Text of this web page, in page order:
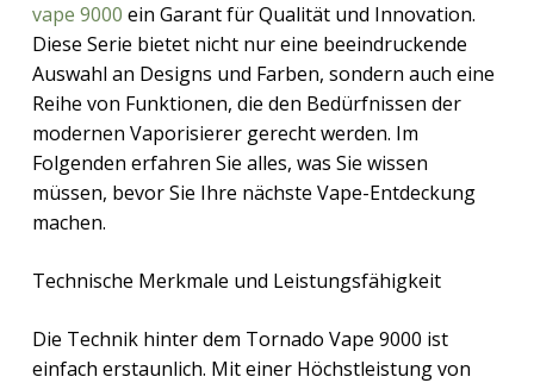
vape 9000 ein Garant für Qualität und Innovation.
Diese Serie bietet nicht nur eine beeindruckende
Auswahl an Designs und Farben, sondern auch eine
Reihe von Funktionen, die den Bedürfnissen der
modernen Vaporisierer gerecht werden. Im
Folgenden erfahren Sie alles, was Sie wissen
müssen, bevor Sie Ihre nächste Vape-Entdeckung
machen.
Technische Merkmale und Leistungsfähigkeit
Die Technik hinter dem Tornado Vape 9000 ist
einfach erstaunlich. Mit einer Höchstleistung von